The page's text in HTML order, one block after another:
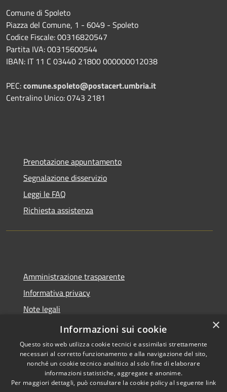
Comune di Spoleto
Piazza del Comune, 1 - 6049 - Spoleto
Codice Fiscale: 00316820547
Partita IVA: 00315600544
IBAN: IT 11 C 03440 21800 000000012038
PEC:comune.spoleto@postacert.umbria.it
Centralino Unico: 0743 2181
Prenotazione appuntamento
Segnalazione disservizio
Leggi le FAQ
Richiesta assistenza
Amministrazione trasparente
Informativa privacy
Note legali
Dichiarazione di accessibilità
Accessibilità
Copyright © 2026 • Comune di
Spoleto • Powered by
×
Informazioni sui cookie
Questo sito web utilizza cookie tecnici e assimilati strettamente
necessari al corretto funzionamento e alla navigazione del sito,
nonché un cookie tecnico analitico al solo fine di elaborare
informazioni statistiche, aggregate e anonime.
Per maggiori dettagli, può consultare la cookie policy al seguente link